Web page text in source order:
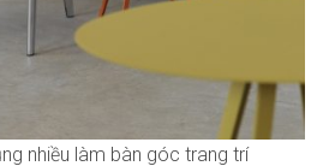
nhiều làm bàn góc trang trí